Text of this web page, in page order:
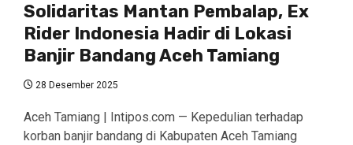
Solidaritas Mantan Pembalap, Ex
Rider Indonesia Hadir di Lokasi
Banjir Bandang Aceh Tamiang
28 Desember 2025
Aceh Tamiang | Intipos.com — Kepedulian terhadap
korban banjir bandang di Kabupaten Aceh Tamiang